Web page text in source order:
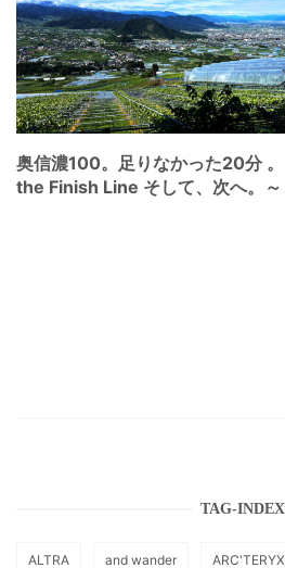
奥信濃100。足りなかった20分
the Finish Line そして、次へ。～
TAG-INDEX
ALTRA and wander ARC'TERYX